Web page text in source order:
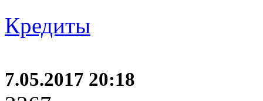
Кредиты
7.05.2017 20:18